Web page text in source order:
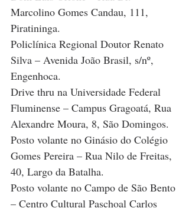
Marcolino Gomes Candau, 111,
Piratininga.
Policlínica Regional Doutor Renato
Silva – Avenida João Brasil, s/nº,
Engenhoca.
Drive thru na Universidade Federal
Fluminense – Campus Gragoatá, Rua
Alexandre Moura, 8, São Domingos.
Posto volante no Ginásio do Colégio
Gomes Pereira – Rua Nilo de Freitas,
40, Largo da Batalha.
Posto volante no Campo de São Bento
– Centro Cultural Paschoal Carlos